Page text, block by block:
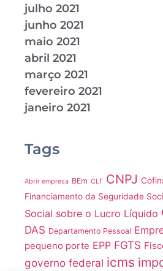
julho 2021
junho 2021
maio 2021
abril 2021
março 2021
fevereiro 2021
janeiro 2021
Tags
Abrir empresa BEm CLT CNPJ
Financiamento da Seguridade
Social sobre o Lucro Líquido
DAS Departamento Pessoal
pequeno porte EPP FGTS
governo federal icms